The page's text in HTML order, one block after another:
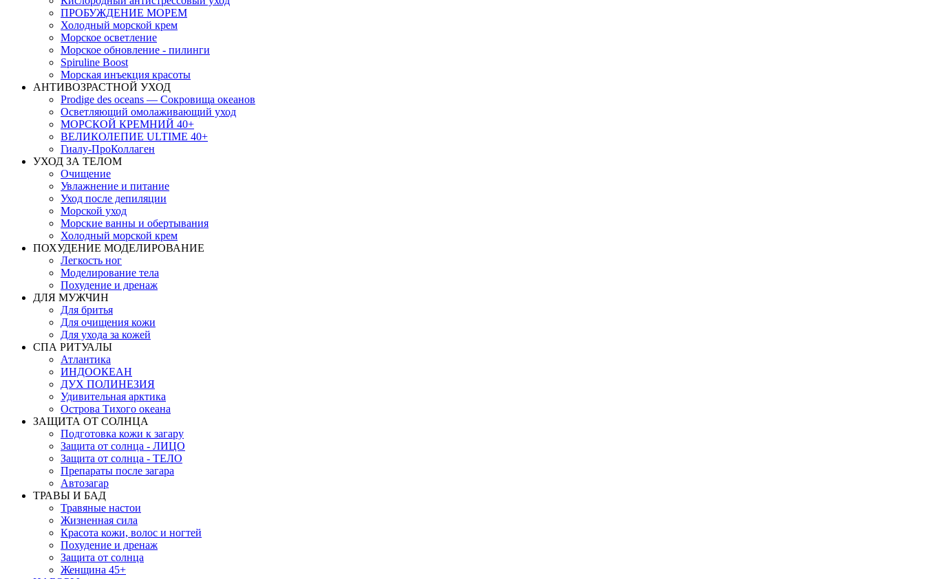
ПРОБУЖДЕНИЕ МОРЕМ
Холодный морской крем
Морское осветление
Морское обновление - пилинги
Spiruline Boost
Морская инъекция красоты
АНТИВОЗРАСТНОЙ УХОД
Prodige des oceans — Сокровища океанов
Осветляющий омолаживающий уход
МОРСКОЙ КРЕМНИЙ 40+
ВЕЛИКОЛЕПИЕ ULTIME 40+
Гиалу-ПроКоллаген
УХОД ЗА ТЕЛОМ
Очищение
Увлажнение и питание
Уход после депиляции
Морской уход
Морские ванны и обертывания
Холодный морской крем
ПОХУДЕНИЕ МОДЕЛИРОВАНИЕ
Легкость ног
Моделирование тела
Похудение и дренаж
ДЛЯ МУЖЧИН
Для бритья
Для очищения кожи
Для ухода за кожей
СПА РИТУАЛЫ
Атлантика
ИНДООКЕАН
ДУХ ПОЛИНЕЗИЯ
Удивительная арктика
Острова Тихого океана
ЗАЩИТА ОТ СОЛНЦА
Подготовка кожи к загару
Защита от солнца - ЛИЦО
Защита от солнца - ТЕЛО
Препараты после загара
Автозагар
ТРАВЫ И БАД
Травяные настои
Жизненная сила
Красота кожи, волос и ногтей
Похудение и дренаж
Защита от солнца
Женщина 45+